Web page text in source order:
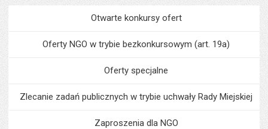
MenuOrganizacje pozarządowe
Otwarte konkursy ofert
Oferty NGO w trybie bezkonkursowym (art. 19a)
Oferty specjalne
Zlecanie zadań publicznych w trybie uchwały Rady Miejskiej
Zaproszenia dla NGO